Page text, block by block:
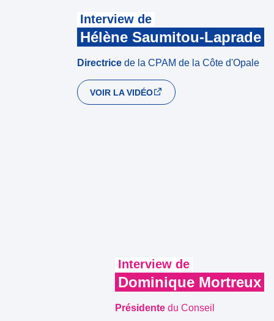
Interview de
Hélène Saumitou-Laprade
Directrice de la CPAM de la Côte d'Opale
VOIR LA VIDÉO
Interview de
Dominique Mortreux
Présidente du Conseil